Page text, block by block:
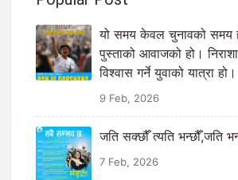
यो समय केवल चुनावको समय
पुस्ताको आवाजको हो।
विश्वास गर्ने युवाको यात्रा हो।
9 Feb, 2026
जति सक्छौँ त्यति भन्छौँ,जति
7 Feb, 2026